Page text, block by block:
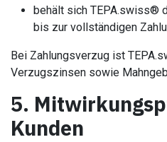
behält sich TEPA.swiss®
bis zur vollständigen
Bei Zahlungsverzug ist
Verzugszinsen sowie
5.
Kunden